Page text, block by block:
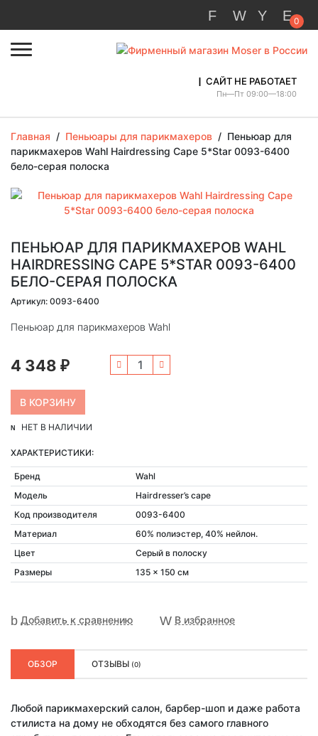
0
САЙТ НЕ РАБОТАЕТ
Пн—Пт 09:00—18:00
Главная / Пеньюары для парикмахеров / Пеньюар для
парикмахеров Wahl Hairdressing Cape 5*Star 0093-6400
бело-серая полоска
ПЕНЬЮАР ДЛЯ ПАРИКМАХЕРОВ WAHL
HAIRDRESSING CAPE 5*STAR 0093-6400
БЕЛО-СЕРАЯ ПОЛОСКА
Артикул: 0093-6400
Пеньюар для парикмахеров Wahl
4 348 ₽
НЕТ В НАЛИЧИИ
ХАРАКТЕРИСТИКИ:
Бренд
Wahl
Модель
Hairdresser’s cape
Код производителя
0093-6400
Материал
60% полиэстер, 40% нейлон.
Цвет
Серый в полоску
Размеры
135 x 150 см
Добавить к сравнению В избранное
ОБЗОР ОТЗЫВЫ (0)
Любой парикмахерский салон, барбер-шоп и даже работа
стилиста на дому не обходятся без самого главного